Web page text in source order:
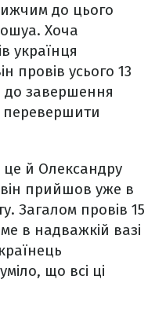
до цього
Хоча
українця
провів усього 13
до завершення
перевершити
й Олександру
прийшов уже в
Загалом провів 15
в надважкій вазі
що всі ці